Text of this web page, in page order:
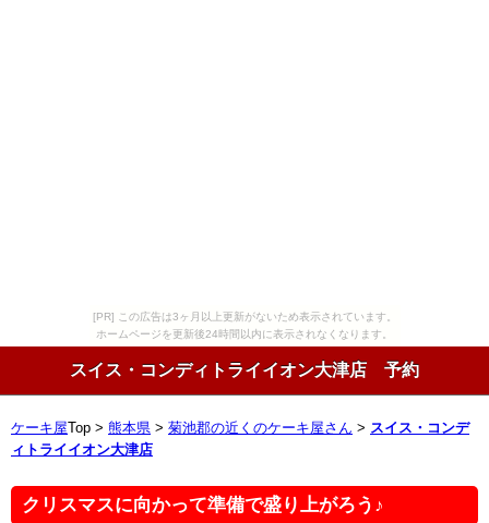
[PR] この広告は3ヶ月以上更新がないため表示されています。
ホームページを更新後24時間以内に表示されなくなります。
スイス・コンディトライイオン大津店 予約
ケーキ屋 Top > 熊本県 > 菊池郡の近くのケーキ屋さん > スイス・コンデ
ィトライイオン大津店
クリスマスに向かって準備で盛り上がろう♪